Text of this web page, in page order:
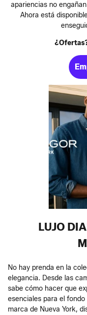
apariencias no
Ahora está
LUJO
No hay prenda en la
elegancia. Desde las
sabe cómo hacer que
esenciales para el
marca de Nueva York,